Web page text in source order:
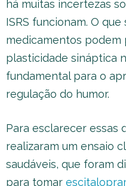
há muitas incertezas
ISRS funcionam. O
medicamentos podem
plasticidade sináptica
fundamental para o
regulação do humor.
Para esclarecer essas
realizaram um ensaio
saudáveis, que foram
para tomar